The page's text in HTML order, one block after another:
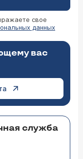
свое
данных
вас
служба